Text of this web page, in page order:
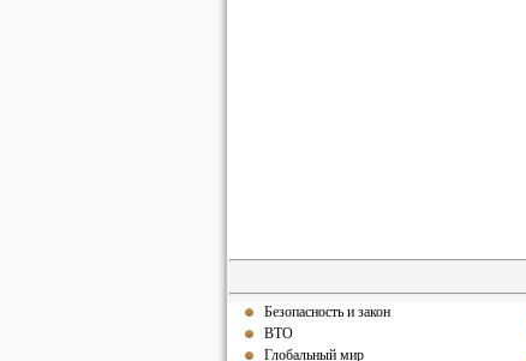
Безопасность и закон
ВТО
Глобальный мир